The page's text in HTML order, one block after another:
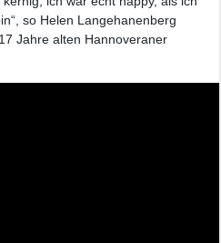
so Helen Langehanenberg
Jahre alten Hannoveraner